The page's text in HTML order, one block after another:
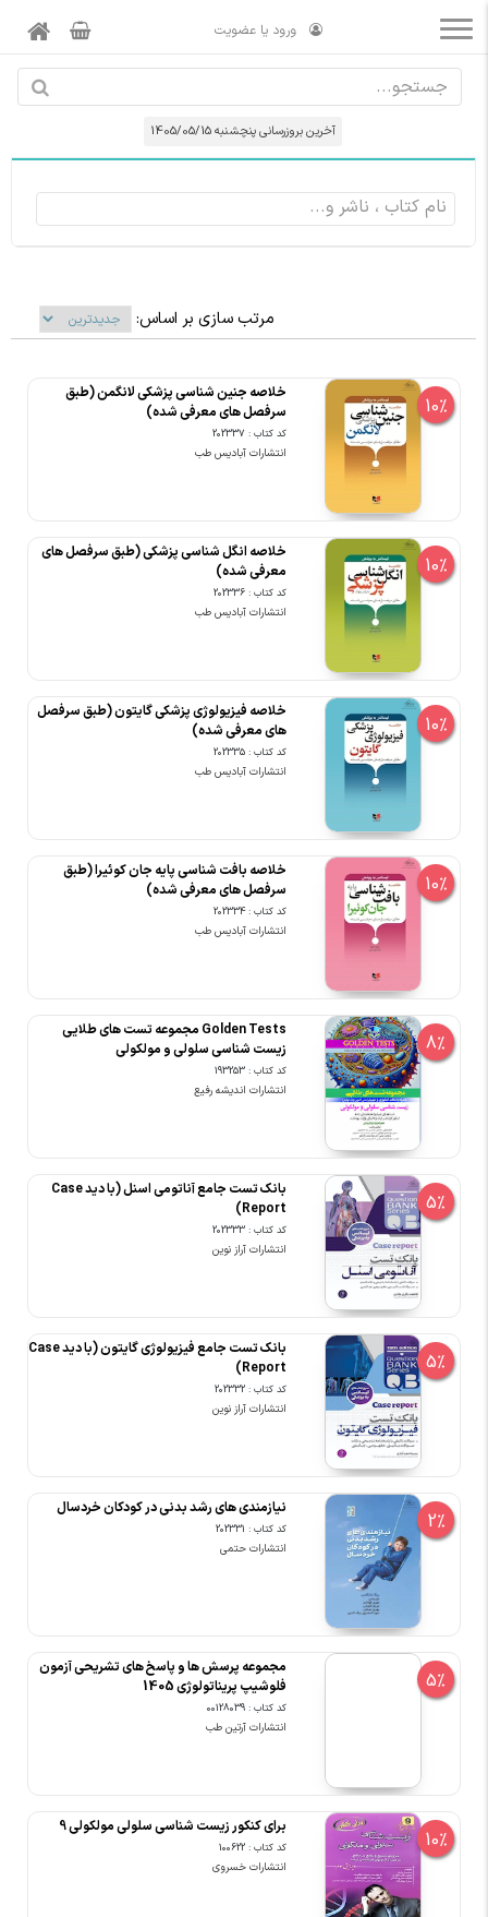
ورود یا عضویت
آخرین بروزرسانی پنچشنبه 1405/05/15
مرتب سازی بر اساس:
10%
خلاصه جنین شناسی پزشکی لانگمن (طبق
سرفصل های معرفی شده)
کد کتاب : 202337
انتشارات آبادیس طب
10%
خلاصه انگل شناسی پزشکی (طبق سرفصل های
معرفی شده)
کد کتاب : 202336
انتشارات آبادیس طب
10%
خلاصه فیزیولوژی پزشکی گایتون (طبق سرفصل
های معرفی شده)
کد کتاب : 202335
انتشارات آبادیس طب
10%
خلاصه بافت شناسی پایه جان کوئیرا (طبق
سرفصل های معرفی شده)
کد کتاب : 202334
انتشارات آبادیس طب
8%
Golden Tests مجموعه تست های طلایی
زیست شناسی سلولی و مولکولی
کد کتاب : 193253
انتشارات اندیشه رفیع
5%
بانک تست جامع آناتومی اسنل (با دید Case
Report)
کد کتاب : 202333
انتشارات آراز نوین
5%
بانک تست جامع فیزیولوژی گایتون (با دید Case
Report)
کد کتاب : 202332
انتشارات آراز نوین
2%
نیازمندی های رشد بدنی در کودکان خردسال
کد کتاب : 202331
انتشارات حتمی
5%
مجموعه پرسش ها و پاسخ های تشریحی آزمون
فلوشیپ پریناتولوژی 1405
کد کتاب : 00128039
انتشارات آرتین طب
10%
برای کنکور زیست شناسی سلولی مولکولی 9
کد کتاب : 100622
انتشارات خسروی